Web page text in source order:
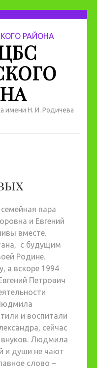
имени Н. И. Родичева
пара
и Евгений
вместе.
с будущим
Родине.
а вскоре 1994
Петрович
и воспитали
сейчас
внуков. Людмила
и души не чают
слово –